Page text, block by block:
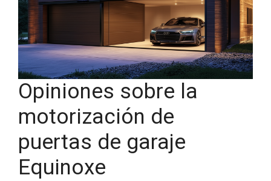
Opiniones sobre la
motorización de
puertas de garaje
Equinoxe